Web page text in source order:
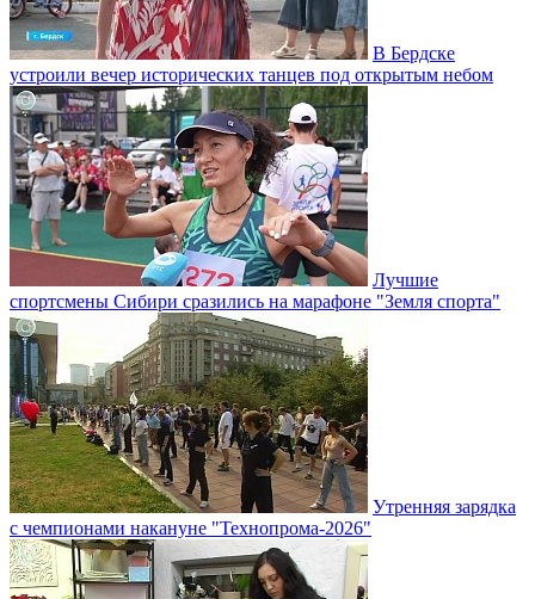
В Бердске
устроили вечер исторических танцев под открытым небом
Лучшие
спортсмены Сибири сразились на марафоне "Земля спорта"
Утренняя зарядка
с чемпионами накануне "Технопрома-2026"